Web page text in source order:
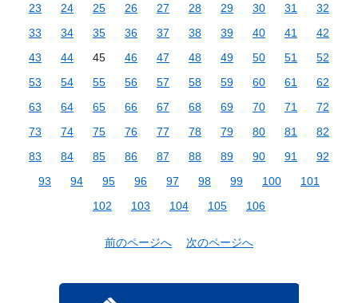
23
24 25 26 27 28 29 30 31
32
33
34 35 36 37 38 39 40 41
42
43
44 45 46 47 48 49 50 51
52
53
54 55 56 57 58 59 60 61
62
63
64 65 66 67 68 69 70 71
72
73
74 75 76 77 78 79 80 81
82
83
84 85 86 87 88 89 90 91
92
93
94 95 96 97 98 99 100
101
102
103 104 105 106
前のページへ 次のページへ